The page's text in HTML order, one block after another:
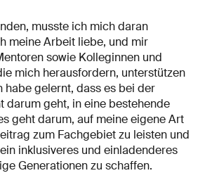
musste ich mich daran
meine Arbeit liebe, und mir
sowie Kolleginnen und
mich herausfordern, unterstützen
habe gelernt, dass es bei der
darum geht, in eine bestehende
geht darum, auf meine eigene Art
zum Fachgebiet zu leisten und
inklusiveres und einladenderes
Generationen zu schaffen.